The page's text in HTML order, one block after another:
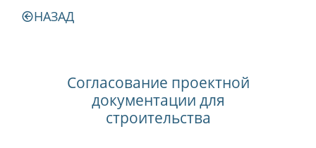
НАЗАД
Согласование проектной
документации для
строительства